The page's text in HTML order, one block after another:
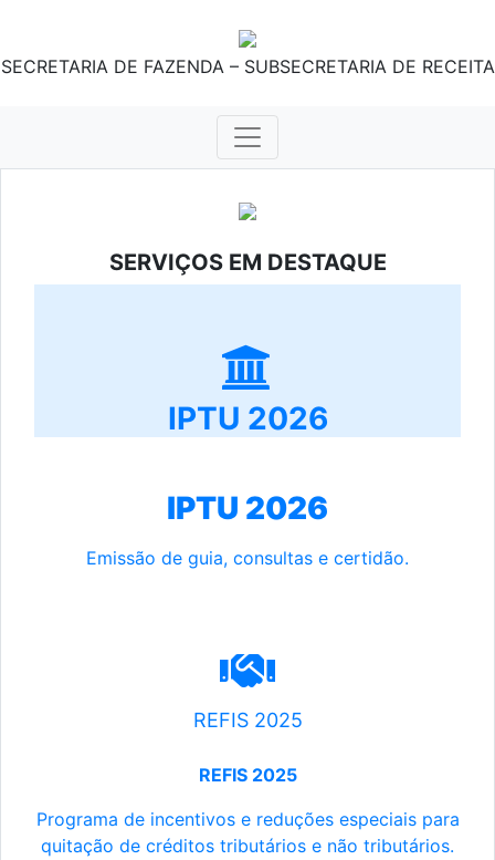
SECRETARIA DE FAZENDA – SUBSECRETARIA DE RECEITA
SERVIÇOS EM DESTAQUE
IPTU 2026
IPTU 2026
Emissão de guia, consultas e certidão.
REFIS 2025
REFIS 2025
Programa de incentivos e reduções especiais para
quitação de créditos tributários e não tributários.